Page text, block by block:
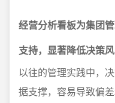
经营分析看板为集团
支持，显著降低决策
以往的管理实践中，
据支撑，容易导致偏